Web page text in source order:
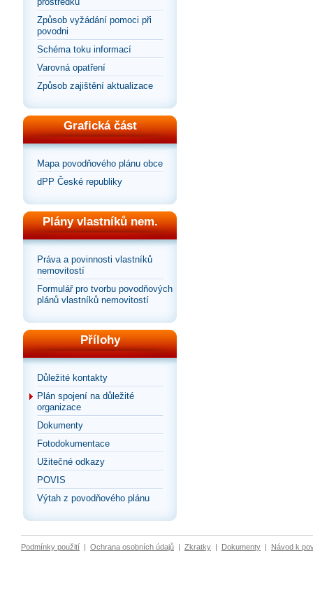
Způsob vyžádání pomoci při
povodni
Schéma toku informací
Varovná opatření
Způsob zajištění aktualizace
Grafická část
Mapa povodňového plánu obce
dPP České republiky
Plány vlastníků nem.
Práva a povinnosti vlastníků
nemovitostí
Formulář pro tvorbu povodňových
plánů vlastníků nemovitostí
Přílohy
Důležité kontakty
Plán spojení na důležité
organizace
Dokumenty
Fotodokumentace
Užitečné odkazy
POVIS
Výtah z povodňového plánu
Podmínky použití | Ochrana osobních údajů | Zkratky | Dokumenty | Návod k